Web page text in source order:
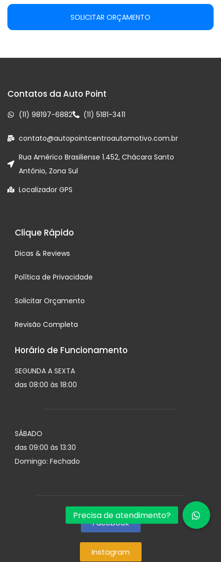
SOLICITAR ORÇAMENTO
Contatos da Auto Point
(11) 98197-6882 (11) 5181-3411
contato@autopointcentroautomotivo.com.br
Rua Américo Brasiliense 1.452, Chácara Santo
Antônio, Zona Sul
Localizador GPS
Clique Rápido
Dicas & Reviews
Política de Privacidade
Solicitar Orçamento
Revisão Completa
Horário de Funcionamento
SEGUNDA A SEXTA
das 08:00 às 18:00
SÁBADO
das 09:00 às 13:30
Domingo: Fechado
Facebook
Instagram